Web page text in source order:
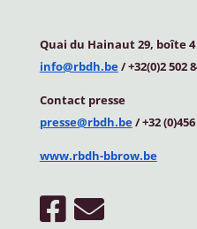
Quai du Hainaut 29, boîte 4
info@rbdh.be/ +32(0)2 502
Contact presse
presse@rbdh.be/ +32 (0)456
www.rbdh-bbrow.be